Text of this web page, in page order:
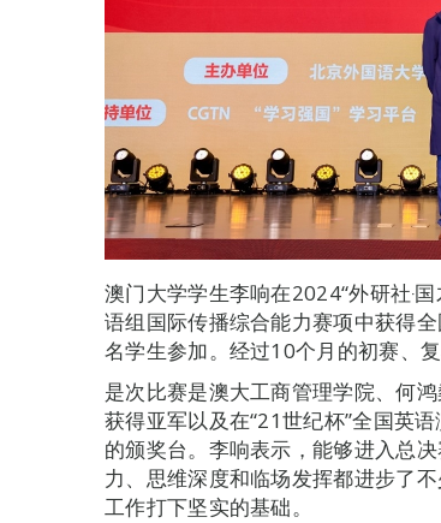
澳门大学学生李响在2024“外研社‧
语组国际传播综合能力赛项中获得
名学生参加。经过10个月的初赛、
是次比赛是澳大工商管理学院、何
获得亚军以及在“21世纪杯”全国英
的颁奖台。李响表示，能够进入总
力、思维深度和临场发挥都进步了
工作打下坚实的基础。